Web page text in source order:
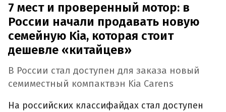
7 мест и проверенный мотор: в
России начали продавать новую
семейную Kia, которая стоит
дешевле «китайцев»
В России стал доступен для заказа новый
семиместный компактвэн Kia Carens
На российских классифайдах стал доступен